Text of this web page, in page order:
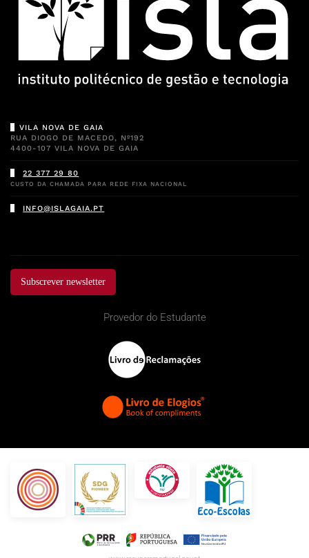
VILA NOVA DE GAIA
RUA DIOGO DE MACEDO, Nº192
4400-107 VILA NOVA DE GAIA
22 377 29 80
CUSTO DA CHAMADA PARA REDE FIXA NACIONAL
INFO@ISLAGAIA.PT
Subscrever newsletter
Provedor do Estudante